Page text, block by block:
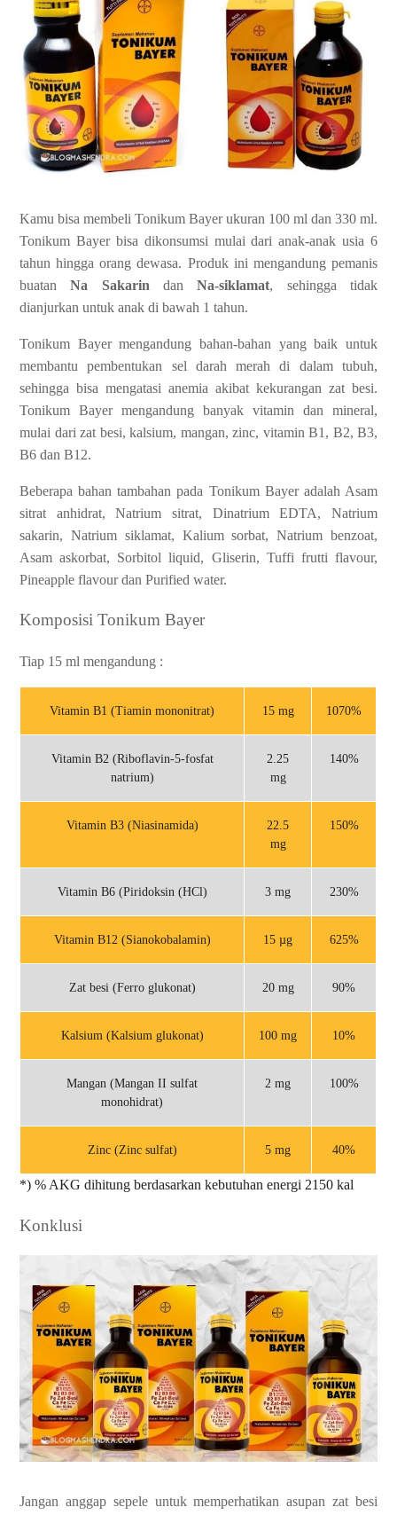
Kamu bisa membeli Tonikum Bayer ukuran 100 ml dan 330 ml.
Tonikum Bayer bisa dikonsumsi mulai dari anak-anak usia 6
tahun hingga orang dewasa. Produk ini mengandung pemanis
buatanNa Sakarin danNa-siklamat, sehingga tidak
dianjurkan untuk anak di bawah 1 tahun.
Tonikum Bayer mengandung bahan-bahan yang baik untuk
membantu pembentukan sel darah merah di dalam tubuh,
sehingga bisa mengatasi anemia akibat kekurangan zat besi.
Tonikum Bayer mengandung banyak vitamin dan mineral,
mulai dari zat besi, kalsium, mangan, zinc, vitamin B1, B2, B3,
B6 dan B12.
Beberapa bahan tambahan pada Tonikum Bayer adalah Asam
sitrat anhidrat, Natrium sitrat, Dinatrium EDTA, Natrium
sakarin, Natrium siklamat, Kalium sorbat, Natrium benzoat,
Asam askorbat, Sorbitol liquid, Gliserin, Tuffi frutti flavour,
Pineapple flavour dan Purified water.
Komposisi Tonikum Bayer
Tiap 15 ml mengandung :
Vitamin B1 (Tiamin mononitrat) 15 mg 1070%
Vitamin B2 (Riboflavin-5-fosfat
natrium)
2.25
mg
140%
Vitamin B3 (Niasinamida)
22.5
mg
150%
Vitamin B6 (Piridoksin (HCl) 3 mg 230%
Vitamin B12 (Sianokobalamin) 15 µg 625%
Zat besi (Ferro glukonat) 20 mg 90%
Kalsium (Kalsium glukonat) 100 mg 10%
Mangan (Mangan II sulfat
monohidrat)
2 mg 100%
Zinc (Zinc sulfat) 5 mg 40%
*) % AKG dihitung berdasarkan kebutuhan energi 2150 kal
Konklusi
Jangan anggap sepele untuk memperhatikan asupan zat besi